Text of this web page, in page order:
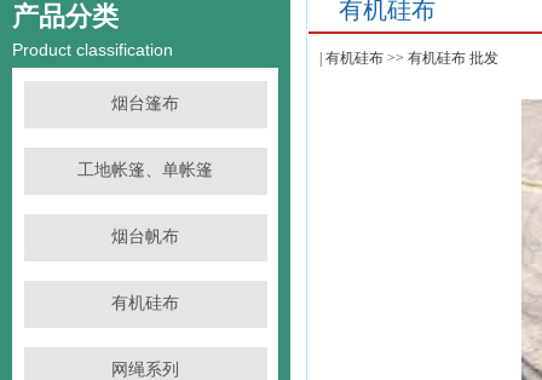
产品分类
Product classification
烟台篷布
工地帐篷、单帐篷
烟台帆布
有机硅布
网绳系列
有机硅布
有机硅布 >> 有机硅布 批发